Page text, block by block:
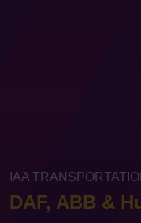
IAA
DAF, ABB &